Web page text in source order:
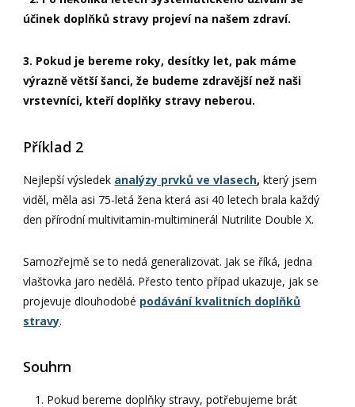
účinek doplňků stravy projeví na našem zdraví.
3. Pokud je bereme roky, desítky let, pak máme
výrazně větší šanci, že budeme zdravější než naši
vrstevníci, kteří doplňky stravy neberou.
Příklad 2
Nejlepší výsledek analýzy prvků ve vlasech, který jsem
viděl, měla asi 75-letá žena která asi 40 letech brala každý
den přírodní multivitamin-multiminerál Nutrilite Double X.
Samozřejmě se to nedá generalizovat. Jak se říká, jedna
vlaštovka jaro nedělá. Přesto tento případ ukazuje, jak se
projevuje dlouhodobé podávání kvalitních doplňků
stravy.
Souhrn
Pokud bereme doplňky stravy, potřebujeme brát